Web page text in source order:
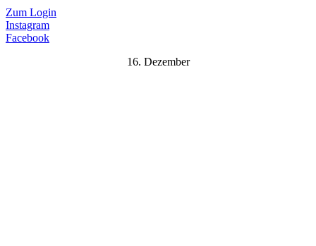
Zum Login
Instagram
Facebook
16. Dezember